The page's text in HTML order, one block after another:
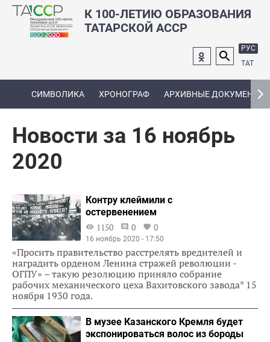
К 100-ЛЕТИЮ ОБРАЗОВАНИЯ
ТАТАРСКОЙ АССР
РУС
ТАТ
СИМВОЛИКА ХРОНОГРАФ АРХИВНЫЕ ДОКУМЕНТЫ
Новости за 16 ноябрь
2020
Контру клеймили с
остервенением
1150
0 0
16 ноябрь 2020 - 17:50
«Просить правительство расстрелять вредителей и
наградить орденом Ленина стражей революции -
ОГПУ» – такую резолюцию приняло собрание
рабочих механического цеха Вахитовского завода* 15
ноября 1930 года.
В музее Казанского Кремля будет
экспонироваться волос из бороды